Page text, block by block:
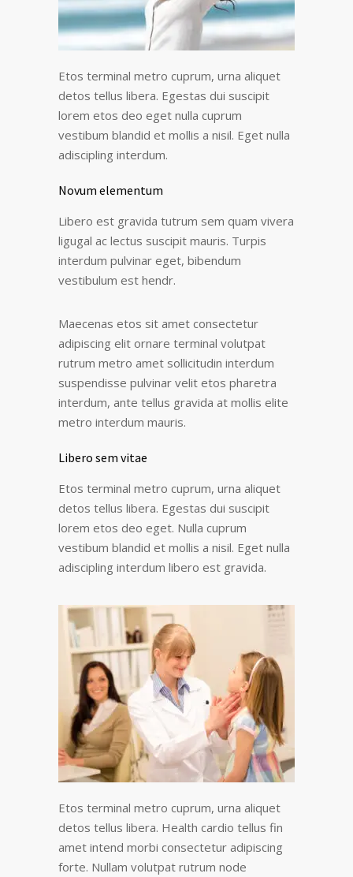
Etos terminal metro cuprum, urna aliquet
detos tellus libera. Egestas dui suscipit
lorem etos deo eget nulla cuprum
vestibum blandid et mollis a nisil. Eget nulla
adiscipling interdum.
Novum elementum
Libero est gravida tutrum sem quam vivera
ligugal ac lectus suscipit mauris. Turpis
interdum pulvinar eget, bibendum
vestibulum est hendr.
Maecenas etos sit amet consectetur
adipiscing elit ornare terminal volutpat
rutrum metro amet sollicitudin interdum
suspendisse pulvinar velit etos pharetra
interdum, ante tellus gravida at mollis elite
metro interdum mauris.
Libero sem vitae
Etos terminal metro cuprum, urna aliquet
detos tellus libera. Egestas dui suscipit
lorem etos deo eget. Nulla cuprum
vestibum blandid et mollis a nisil. Eget nulla
adiscipling interdum libero est gravida.
Etos terminal metro cuprum, urna aliquet
detos tellus libera. Health cardio tellus fin
amet intend morbi consectetur adipiscing
forte. Nullam volutpat rutrum node